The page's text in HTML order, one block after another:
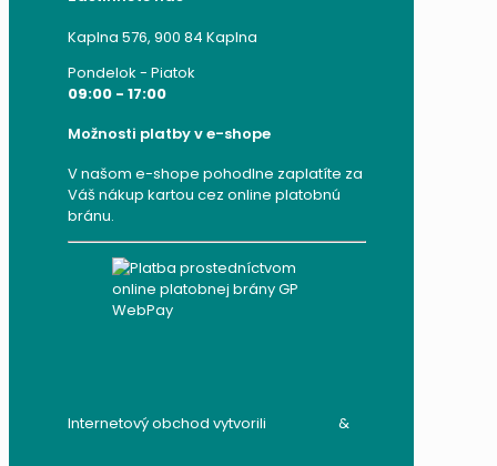
Kaplna 576, 900 84 Kaplna
Pondelok - Piatok
09:00 - 17:00
Možnosti platby v e-shope
V našom e-shope pohodlne zaplatíte za
Váš nákup kartou cez online platobnú
bránu.
Internetový obchod vytvorili
&